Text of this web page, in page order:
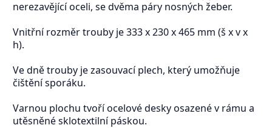
nerezavějící oceli, se dvěma páry nosných žeber.
Vnitřní rozměr trouby je 333 x 230 x 465 mm (š x v x
h).
Ve dně trouby je zasouvací plech, který umožňuje
čištění sporáku.
Varnou plochu tvoří ocelové desky osazené v rámu a
utěsněné sklotextilní páskou.